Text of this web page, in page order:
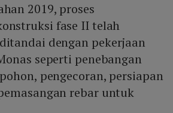
2019, proses
fase II telah
dengan pekerjaan
seperti penebangan
pengecoran, persiapan
rebar untuk